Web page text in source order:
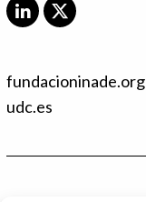
L
e
d
X
t
fundacioninade.org
udc.es